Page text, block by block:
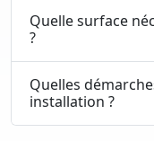
Quelle surface
?
Quelles
installation ?